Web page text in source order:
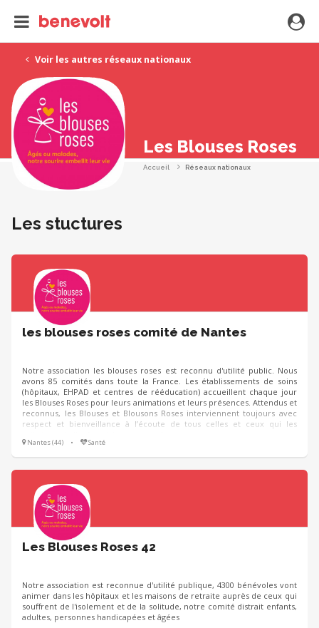
Voir les autres réseaux nationaux
Les Blouses Roses
Accueil Réseaux nationaux
Les stuctures
les blouses roses comité de Nantes
Notre association les blouses roses est reconnu d'utilité public. Nous
avons 85 comités dans toute la France. Les établissements de soins
(hôpitaux, EHPAD et centres de rééducation) accueillent chaque jour
les Blouses Roses pour leurs animations et leurs présences. Attendus et
reconnus, les Blouses et Blousons Roses interviennent toujours avec
respect et bienveillance à l’écoute de tous celles et ceux qui les
Nantes (44) • Santé
Les Blouses Roses 42
Notre association est reconnue d'utilité publique, 4300 bénévoles vont
animer dans les hôpitaux et les maisons de retraite auprès de ceux qui
souffrent de l'isolement et de la solitude, notre comité distrait enfants,
adultes, personnes handicapées et âgées